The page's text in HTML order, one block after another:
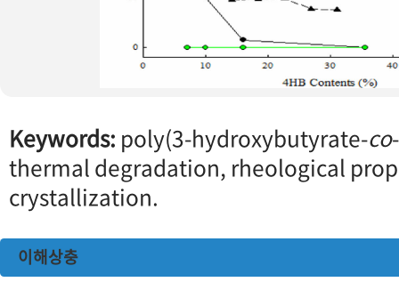
Keywords: poly(3-hydroxybutyrate-co
thermal degradation, rheological
crystallization.
이해상충